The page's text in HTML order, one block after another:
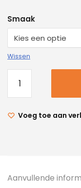
Smaak
Wissen
Voeg toe aan
Aanvullende